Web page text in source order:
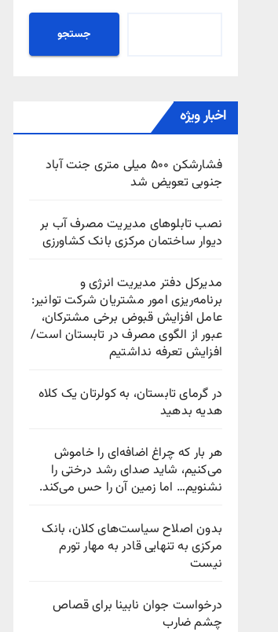
جستجو
اخبار ویژه
فشارشکن ۵۰۰ میلی متری جنت آباد
جنوبی تعویض شد
نصب تابلوهای مدیریت مصرف آب بر
دیوار ساختمان مرکزی بانک کشاورزی
مدیرکل دفتر مدیریت انرژی و
برنامه‌ریزی امور مشتریان شرکت توانیر:
عامل افزایش قبوض برخی مشترکان،
عبور از الگوی مصرف در تابستان است/
افزایش تعرفه نداشتیم
در گرمای تابستان، به کولرتان یک کلاه
هدیه بدهید
هر بار که چراغ اضافه‌ای را خاموش
می‌کنیم، شاید صدای رشد درختی را
نشنویم… اما زمین آن را حس می‌کند.
بدون اصلاح سیاست‌های کلان، بانک
مرکزی به تنهایی قادر به مهار تورم
نیست
درخواست جوان نابینا برای قصاص
چشم ضارب